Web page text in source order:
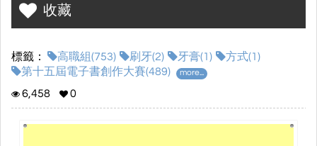
僅能讓我們擁有美麗的笑容，還能避免許多口腔疾病的困擾。良好
的牙齒保健習慣是每個人都應該重視的，無論年齡大小，日常的細
收藏
標籤： 高職組(753) 刷牙(2) 牙膏(1)
方式(1)
第十五屆電子書創作大賽(489)
more...
6,458 0